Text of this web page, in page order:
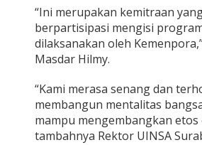
“Ini merupakan kemitraan
berpartisipasi mengisi
dilaksanakan oleh
Masdar Hilmy.
“Kami merasa senang dan
membangun mentalitas
mampu mengembangkan
tambahnya Rektor UINSA